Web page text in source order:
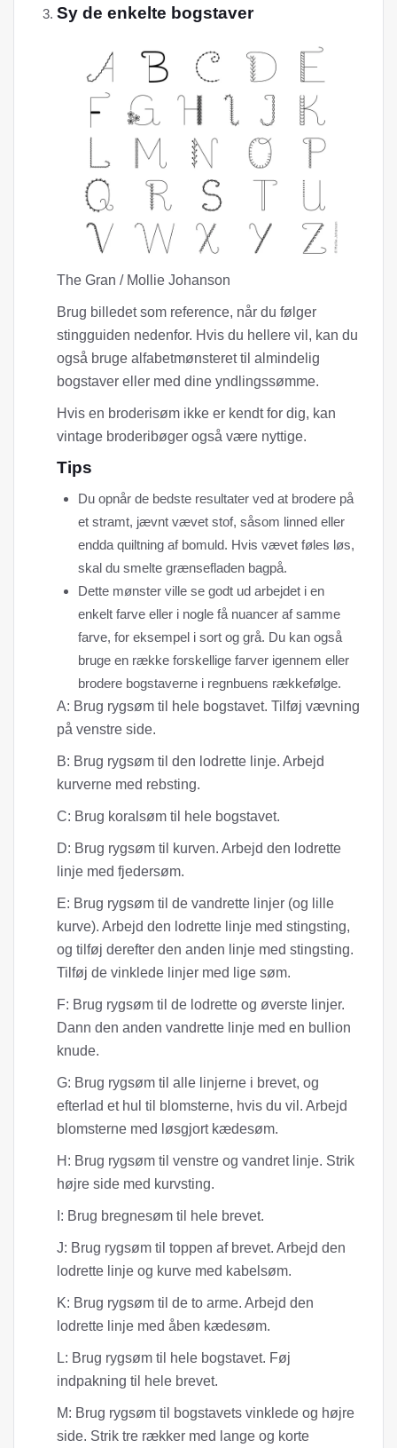
Sy de enkelte bogstaver
The Gran / Mollie Johanson
Brug billedet som reference, når du følger
stingguiden nedenfor. Hvis du hellere vil, kan du
også bruge alfabetmønsteret til almindelig
bogstaver eller med dine yndlingssømme.
Hvis en broderisøm ikke er kendt for dig, kan
vintage broderibøger også være nyttige.
Tips
Du opnår de bedste resultater ved at brodere på
et stramt, jævnt vævet stof, såsom linned eller
endda quiltning af bomuld. Hvis vævet føles løs,
skal du smelte grænsefladen bagpå.
Dette mønster ville se godt ud arbejdet i en
enkelt farve eller i nogle få nuancer af samme
farve, for eksempel i sort og grå. Du kan også
bruge en række forskellige farver igennem eller
brodere bogstaverne i regnbuens rækkefølge.
A: Brug rygsøm til hele bogstavet. Tilføj vævning
på venstre side.
B: Brug rygsøm til den lodrette linje. Arbejd
kurverne med rebsting.
C: Brug koralsøm til hele bogstavet.
D: Brug rygsøm til kurven. Arbejd den lodrette
linje med fjedersøm.
E: Brug rygsøm til de vandrette linjer (og lille
kurve). Arbejd den lodrette linje med stingsting,
og tilføj derefter den anden linje med stingsting.
Tilføj de vinklede linjer med lige søm.
F: Brug rygsøm til de lodrette og øverste linjer.
Dann den anden vandrette linje med en bullion
knude.
G: Brug rygsøm til alle linjerne i brevet, og
efterlad et hul til blomsterne, hvis du vil. Arbejd
blomsterne med løsgjort kædesøm.
H: Brug rygsøm til venstre og vandret linje. Strik
højre side med kurvsting.
I: Brug bregnesøm til hele brevet.
J: Brug rygsøm til toppen af ​​brevet. Arbejd den
lodrette linje og kurve med kabelsøm.
K: Brug rygsøm til de to arme. Arbejd den
lodrette linje med åben kædesøm.
L: Brug rygsøm til hele bogstavet. Føj
indpakning til hele brevet.
M: Brug rygsøm til bogstavets vinklede og højre
side. Strik tre rækker med lange og korte